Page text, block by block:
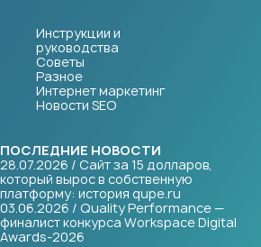
Инструкции и
руководства
Советы
Разное
Интернет маркетинг
Новости SEO
ПОСЛЕДНИЕ НОВОСТИ
28.07.2026 / Сайт за 15 долларов,
который вырос в собственную
платформу: история qupe.ru
03.06.2026 / Quality Performance —
финалист конкурса Workspace Digital
Awards-2026